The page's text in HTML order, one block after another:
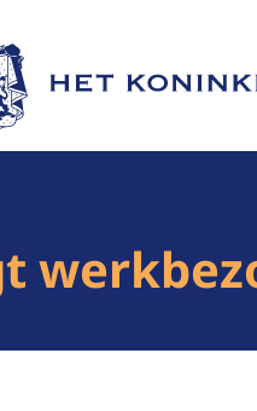
van Het Koninklijk